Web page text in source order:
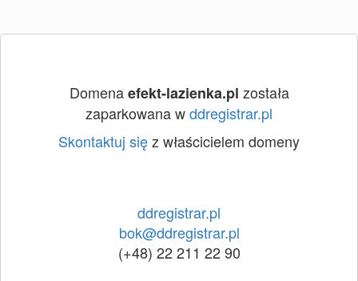
Domenaefekt-lazienka.pl została
zaparkowana wddregistrar.pl
Skontaktuj sięz właścicielem domeny
ddregistrar.pl
bok@ddregistrar.pl
(+48) 22 211 22 90